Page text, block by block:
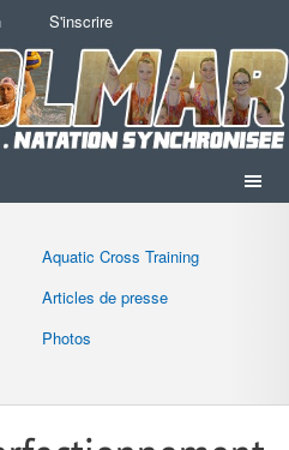
S'inscrire
Aquatic Cross Training
Articles de presse
Photos